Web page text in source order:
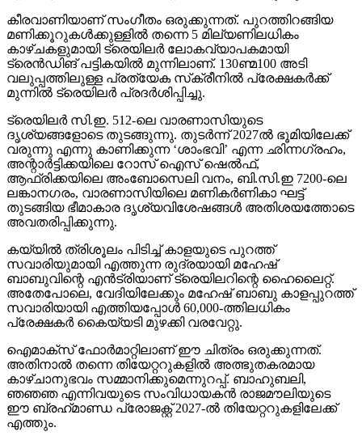
കീരവാണിയാണ് സംഗീതം ഒരുക്കുന്നത്. പുറത്തിറങ്ങിയ
മണിക്കൂറുകള്‍ക്കുള്ളില്‍ തന്നെ 5 മില്യണിലധികം
കാഴ്ചകളുമായി ട്രെയിലര്‍ ലോകവ്യാപകമായി
ട്രെന്‍ഡിങ് പട്ടികയില്‍ മുന്നിലാണ്. 130ണ്മ100 അടി
വലുപ്പത്തിലുള്ള പ്രത്യേക സ്‌ക്രീനില്‍ പ്രേക്ഷകര്‍ക്ക്
മുന്നില്‍ ട്രെയിലര്‍ പ്രദര്‍ശിപ്പിച്ചു.
ട്രെയിലര്‍ സി.ഇ. 512-ലെ വാരണാസിയുടെ
ദൃശ്യങ്ങളോടെ തുടങ്ങുന്നു. തുടര്‍ന്ന് 2027ല്‍ ഭൂമിയിലേക്ക്
വരുന്നു എന്നു കാണിക്കുന്ന ‘ശാംഭവി’ എന്ന ഛിന്നഗ്രഹം,
അന്റാര്‍ട്ടിക്കയിലെ റോസ് ഐസ് ഷെല്‍ഫ്,
ആഫ്രിക്കയിലെ അംബോസെലി വനം, ബി.സി.ഇ 7200-ലെ
ലങ്കാനഗരം, വാരണാസിയിലെ മണികര്‍ണികാ ഘട്ട്
തുടങ്ങിയ ഭീമാകാര ദൃശ്യവിശേഷങ്ങള്‍ അതിശയത്തോടെ
അവതരിപ്പിക്കുന്നു.
കയ്യില്‍ ത്രിശൂലം പിടിച്ച് കാളയുടെ പുറത്ത്
സവാരിയുമായി എത്തുന്ന രുദ്രയായി മഹേഷ്
ബാബുവിന്റെ എന്‍ട്രിയാണ് ട്രെയിലറിന്റെ ഹൈലൈറ്റ്.
അതേപോലെ, വേദിയിലേക്കും മഹേഷ് ബാബു കാളപ്പുറത്ത്
സവാരിയായി എത്തിയപ്പോള്‍ 60,000-ത്തിലധികം
പ്രേക്ഷകര്‍ കൈയ്യടി മുഴക്കി വരവേറ്റു.
ഐമാക്‌സ് ഫോര്‍മാറ്റിലാണ് ഈ ചിത്രം ഒരുക്കുന്നത്.
അതിനാല്‍ തന്നെ തിയേറ്ററുകളില്‍ അത്ഭുതകരമായ
കാഴ്ചാനുഭവം സമ്മാനിക്കുമെന്നുറപ്പ്. ബാഹുബലി,
ഞഞഞ എന്നിവയുടെ സംവിധായകന്‍ രാജമൗലിയുടെ
ഈ ബ്രഹ്‌മാണ്ഡ പ്രോജക്റ്റ് 2027-ല്‍ തിയേറ്ററുകളിലേക്ക്
എത്തും.